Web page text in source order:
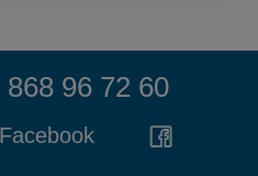
868 96 72 60
Facebook